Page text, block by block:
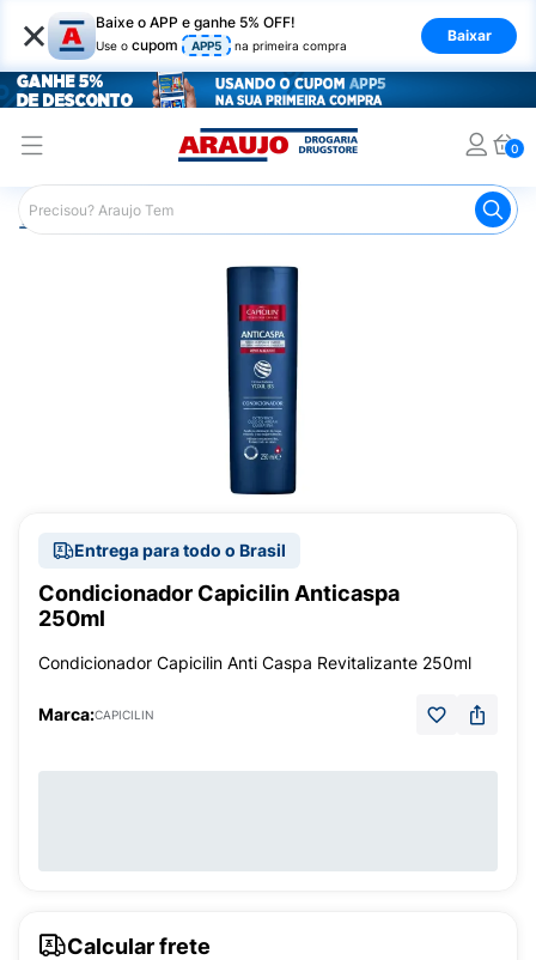
× Baixe o APP e ganhe 5% OFF!
Use o cupom APP5 na primeira compra
Baixar
0
Araujo Cabelo Cabelos com Caspa
Entrega para todo o Brasil
Condicionador Capicilin Anticaspa
250ml
Condicionador Capicilin Anti Caspa Revitalizante 250ml
Marca:CAPICILIN
Calcular frete